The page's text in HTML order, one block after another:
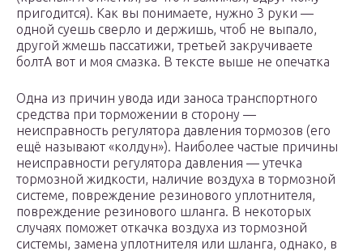
пригодится). Как вы понимаете, нужно 3 руки —
одной суешь сверло и держишь, чтоб не выпало,
другой жмешь пассатижи, третьей закручиваете
болтА вот и моя смазка. В тексте выше не опечатка
Одна из причин увода иди заноса транспортного
средства при торможении в сторону —
неисправность регулятора давления тормозов (его
ещё называют «колдун»). Наиболее частые причины
неисправности регулятора давления — утечка
тормозной жидкости, наличие воздуха в тормозной
системе, повреждение резинового уплотнителя,
повреждение резинового шланга. В некоторых
случаях поможет откачка воздуха из тормозной
системы, замена уплотнителя или шланга, однако, в